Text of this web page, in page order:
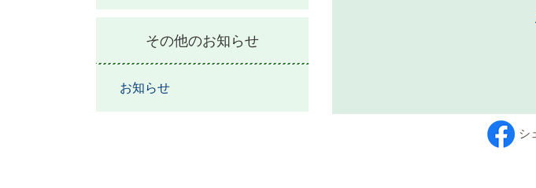
シ
その他のお知らせ
お知らせ